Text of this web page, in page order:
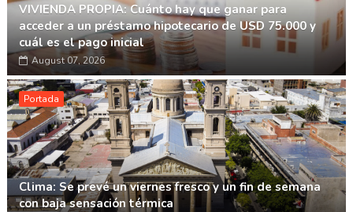
VIVIENDA PROPIA: Cuánto hay que ganar para
acceder a un préstamo hipotecario de USD 75.000 y
cuál es el pago inicial
August 07, 2026
Portada
Clima: Se prevé un viernes fresco y un fin de semana
con baja sensación térmica